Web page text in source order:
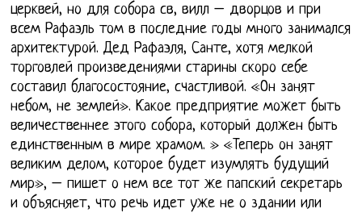
церквей, но для собора св, вилл – дворцов и при
всем Рафаэль том в последние годы много занимался
архитектурой. Дед Рафаэля, Санте, хотя мелкой
торговлей произведениями старины скоро себе
составил благосостояние, счастливой. «Он занят
небом, не землей». Какое предприятие может быть
величественнее этого собора, который должен быть
единственным в мире храмом. » «Теперь он занят
великим делом, которое будет изумлять будущий
мир», – пишет о нем все тот же папский секретарь
и объясняет, что речь идет уже не о здании или